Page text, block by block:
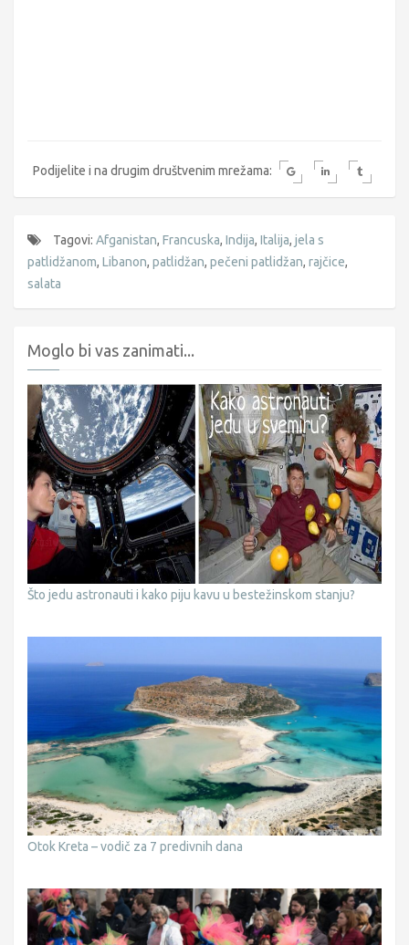
Podijelite i na drugim društvenim mrežama:
Tagovi: Afganistan, Francuska, Indija, Italija, jela s
patlidžanom, Libanon, patlidžan, pečeni patlidžan, rajčice,
salata
Moglo bi vas zanimati...
Što jedu astronauti i kako piju kavu u bestežinskom stanju?
Otok Kreta – vodič za 7 predivnih dana